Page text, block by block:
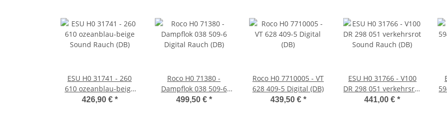
ESU H0 31741 - 260
610 ozeanblau-beige
Sound Rauch (DB)
426,90 € *
Roco H0 71380 -
Dampflok 038 509-6
Digital Rauch (DB)
499,50 € *
Roco H0 7710005 - VT
628 409-5 Digital (DB)
439,50 € *
ESU H0 31766 - V100
DR 298 051 verkehrsrot
Sound Rauch (DB)
441,00 €*